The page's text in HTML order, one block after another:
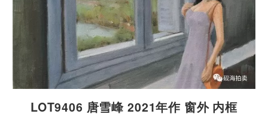
LOT9406 唐雪峰 2021年作 窗外 内框